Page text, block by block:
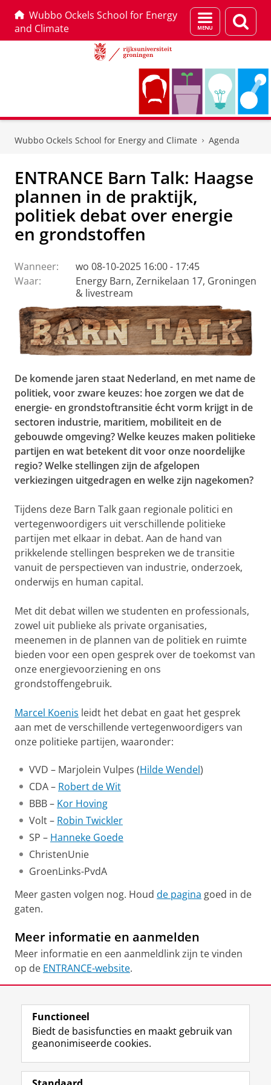
Wubbo Ockels School for Energy
and Climate
Menu
en
Wubbo Ockels School for Energy and Climate Agenda
ENTRANCE Barn Talk: Haagse
plannen in de praktijk,
politiek debat over energie
en grondstoffen
Wanneer:
wo 08-10-2025 16:00 - 17:45
Waar:
Energy Barn, Zernikelaan 17, Groningen
& livestream
De komende jaren staat Nederland, en met name de
politiek, voor zware keuzes: hoe zorgen we dat de
energie- en grondstoftransitie écht vorm krijgt in de
sectoren industrie, maritiem, mobiliteit en de
gebouwde omgeving? Welke keuzes maken politieke
partijen en wat betekent dit voor onze noordelijke
regio? Welke stellingen zijn de afgelopen
verkiezingen uitgedragen en welke zijn nagekomen?
Tijdens deze Barn Talk gaan regionale politici en
vertegenwoordigers uit verschillende politieke
partijen met elkaar in debat. Aan de hand van
prikkelende stellingen bespreken we de transitie
vanuit de perspectieven van industrie, onderzoek,
onderwijs en human capital.
Met dit debat willen we studenten en professionals,
zowel uit publieke als private organisaties,
meenemen in de plannen van de politiek en ruimte
bieden voor een open gesprek over de toekomst van
onze energievoorziening en ons
grondstoffengebruik.
Marcel Koenis leidt het debat en gaat het gesprek
aan met de verschillende vertegenwoordigers van
onze politieke partijen, waaronder:
VVD – Marjolein Vulpes (Hilde Wendel)
CDA – Robert de Wit
BBB – Kor Hoving
Volt – Robin Twickler
SP – Hanneke Goede
ChristenUnie
GroenLinks-PvdA
Meer gasten volgen nog. Houd de pagina goed in de
gaten.
Meer informatie en aanmelden
Meer informatie en een aanmeldlink zijn te vinden
op de ENTRANCE-website.
Facebook
Volg ons op
L
i
Y
o
Functioneel
Biedt de basisfuncties en maakt gebruik van
geanonimiseerde cookies.